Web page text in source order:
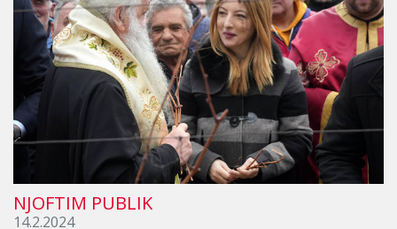
NJOFTIM PUBLIK
14.2.2024